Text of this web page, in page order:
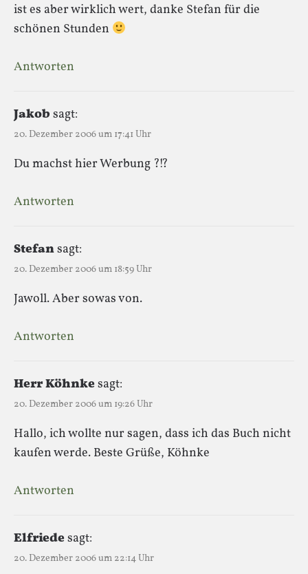
ist es aber wirklich wert, danke Stefan für die
schönen Stunden
Antworten
Jakob sagt:
20. Dezember 2006 um 17:41 Uhr
Du machst hier Werbung ?!?
Antworten
Stefansagt:
20. Dezember 2006 um 18:59 Uhr
Jawoll. Aber sowas von.
Antworten
Herr Köhnkesagt:
20. Dezember 2006 um 19:26 Uhr
Hallo, ich wollte nur sagen, dass ich das Buch nicht
kaufen werde. Beste Grüße, Köhnke
Antworten
Elfriedesagt:
20. Dezember 2006 um 22:14 Uhr